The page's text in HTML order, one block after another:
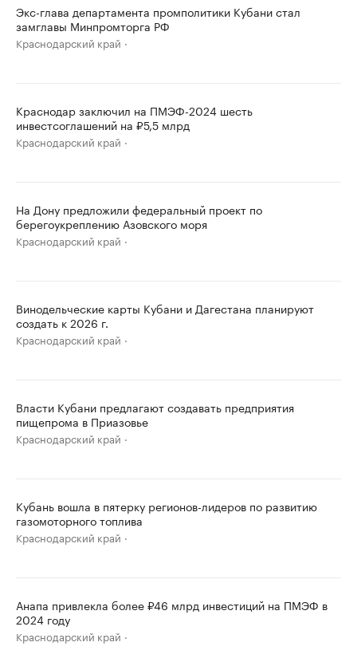
Экс-глава департамента промполитики Кубани стал
замглавы Минпромторга РФ
Краснодарский край
Краснодар заключил на ПМЭФ-2024 шесть
инвестсоглашений на ₽5,5 млрд
Краснодарский край
На Дону предложили федеральный проект по
берегоукреплению Азовского моря
Краснодарский край
Винодельческие карты Кубани и Дагестана планируют
создать к 2026 г.
Краснодарский край
Власти Кубани предлагают создавать предприятия
пищепрома в Приазовье
Краснодарский край
Кубань вошла в пятерку регионов-лидеров по развитию
газомоторного топлива
Краснодарский край
Анапа привлекла более ₽46 млрд инвестиций на ПМЭФ в
2024 году
Краснодарский край